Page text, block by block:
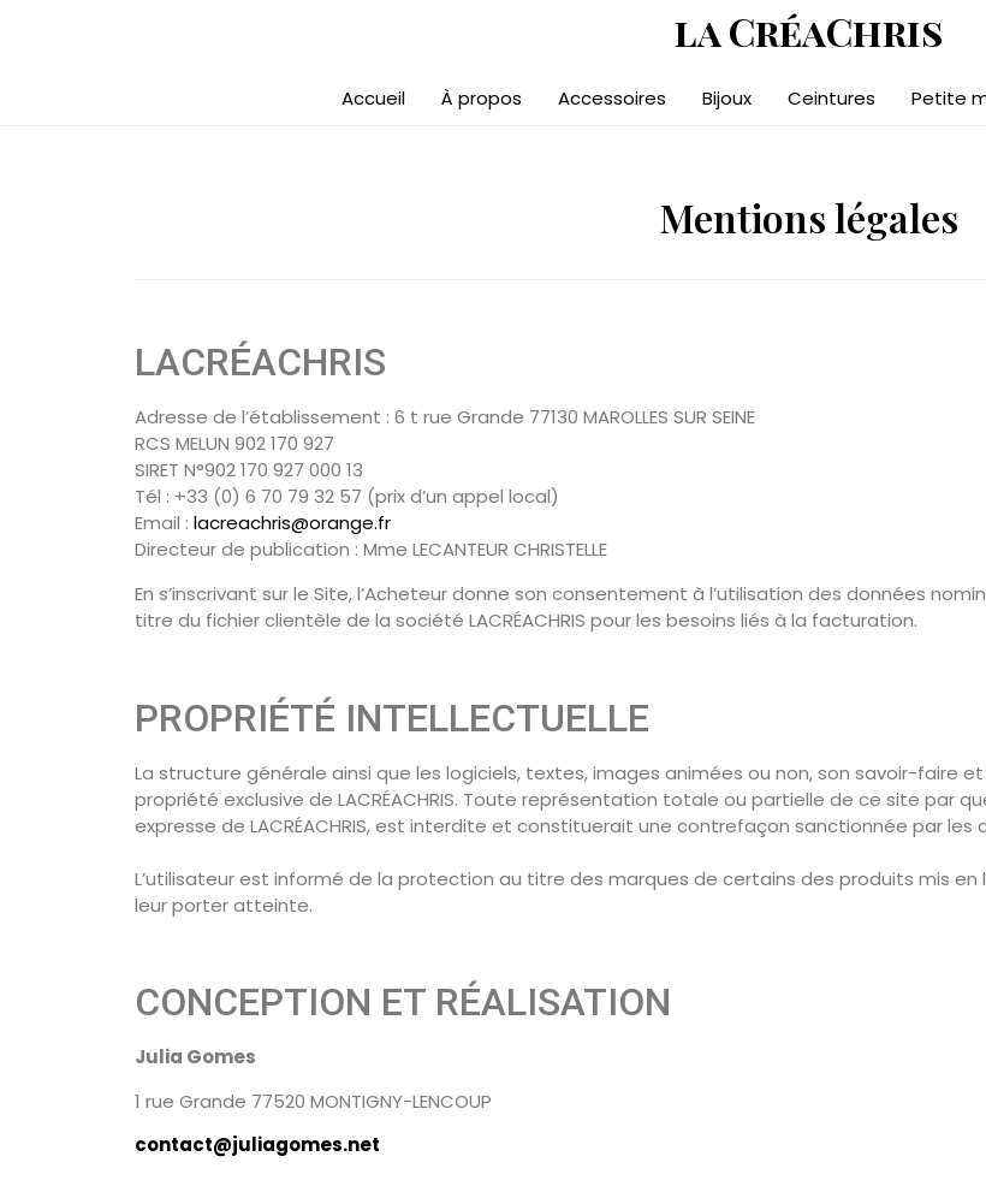
la CréaChris
Accueil À propos Accessoires Bijoux Ceintures Petite
Mentions légales
LACRÉACHRIS
Adresse de l’établissement : 6 t rue Grande 77130 MAROLLES SUR SEINE
RCS MELUN 902 170 927
SIRET N°902 170 927 000 13
Tél : +33 (0) 6 70 79 32 57 (prix d’un appel local)
Email : lacreachris@orange.fr
Directeur de publication : Mme LECANTEUR CHRISTELLE
En s’inscrivant sur le Site, l’Acheteur donne son consentement à l’utilisation des données
titre du fichier clientèle de la société LACRÉACHRIS pour les besoins liés à la facturation.
PROPRIÉTÉ INTELLECTUELLE
La structure générale ainsi que les logiciels, textes, images animées ou non, son savoir-faire
propriété exclusive de LACRÉACHRIS. Toute représentation totale ou partielle de ce site par
expresse de LACRÉACHRIS, est interdite et constituerait une contrefaçon sanctionnée par
L’utilisateur est informé de la protection au titre des marques de certains des produits mis en
leur porter atteinte.
CONCEPTION ET RÉALISATION
Julia Gomes
1 rue Grande 77520 MONTIGNY-LENCOUP
contact@juliagomes.net